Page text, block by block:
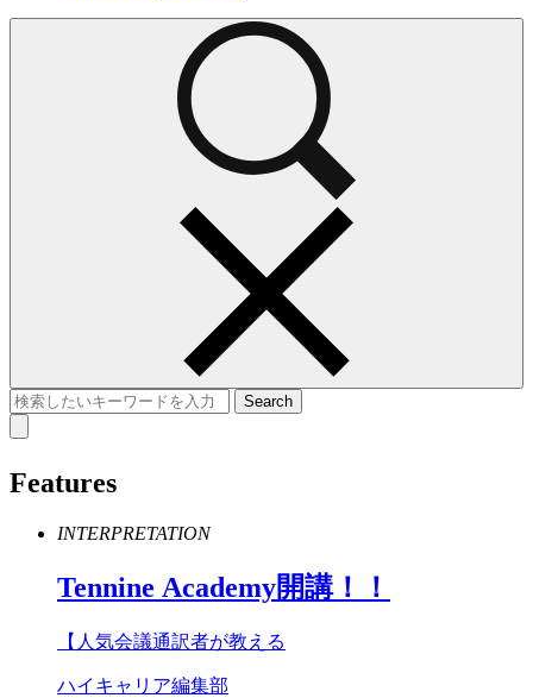
Features
INTERPRETATION
Tennine Academy開講！！
【人気会議通訳者が教える
ハイキャリア編集部